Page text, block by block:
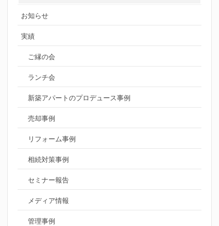
お知らせ
実績
ご縁の会
ランチ会
新築アパートのプロデュース事例
売却事例
リフォーム事例
相続対策事例
セミナー報告
メディア情報
管理事例